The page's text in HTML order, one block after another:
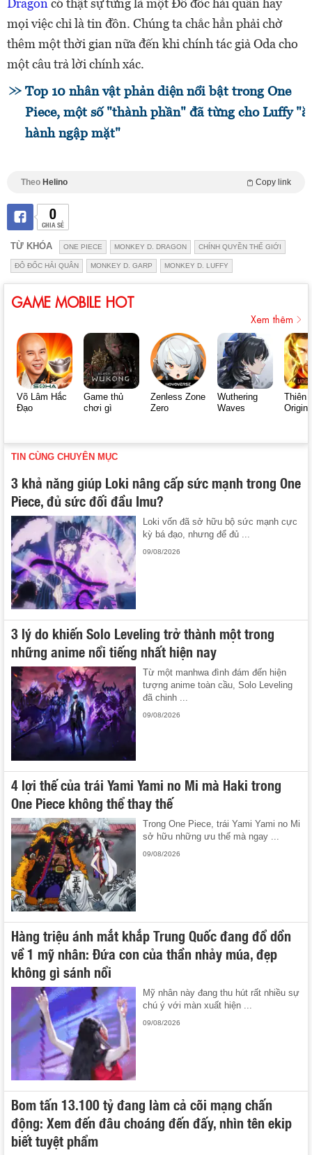
Dragon có thật sự từng là một Đô đốc hải quân hay
mọi việc chỉ là tin đồn. Chúng ta chắc hẳn phải chờ
thêm một thời gian nữa đến khi chính tác giả Oda cho
một câu trả lời chính xác.
Top 10 nhân vật phản diện nổi bật trong One
Piece, một số "thành phần" đã từng cho Luffy
hành ngập mặt"
Theo Helino Copy link
0
CHIA SẺ
TỪ KHÓA ONE PIECE MONKEY D. DRAGON CHÍNH QUYỀN THẾ GIỚI
ĐÔ ĐỐC HẢI QUÂN MONKEY D. GARP MONKEY D. LUFFY
GAME MOBILE HOT
Xem thêm
Võ Lâm Hắc
Đạo
Game thủ
chơi gì
Zenless Zone
Zero
Wuthering
Waves
Thiên
Origin
TIN CÙNG CHUYÊN MỤC
3 khả năng giúp Loki nâng cấp sức mạnh trong One
Piece, đủ sức đối đầu Imu?
Loki vốn đã sở hữu bộ sức mạnh cực
kỳ bá đạo, nhưng để đủ ...
09/08/2026
3 lý do khiến Solo Leveling trở thành một trong
những anime nổi tiếng nhất hiện nay
Từ một manhwa đình đám đến hiện
tượng anime toàn cầu, Solo Leveling
đã chinh ...
09/08/2026
4 lợi thế của trái Yami Yami no Mi mà Haki trong
One Piece không thể thay thế
Trong One Piece, trái Yami Yami no Mi
sở hữu những ưu thế mà ngay ...
09/08/2026
Hàng triệu ánh mắt khắp Trung Quốc đang đổ dồn
về 1 mỹ nhân: Đứa con của thần nhảy múa, đẹp
không gì sánh nổi
Mỹ nhân này đang thu hút rất nhiều sự
chú ý với màn xuất hiện ...
09/08/2026
Bom tấn 13.100 tỷ đang làm cả cõi mạng chấn
động: Xem đến đâu choáng đến đấy, nhìn tên ekip
biết tuyệt phẩm